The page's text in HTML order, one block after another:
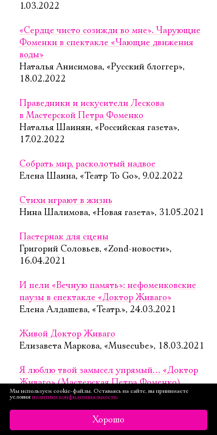
1.03.2022
«Сердце чисто созижди во мне». Чарующие
Фоменки в спектакле «Чающие движения
воды»
Наталья Анисимова, «Русский блоггер»,
18.02.2022
Праведники и искусители Лескова
в Мастерской Петра Фоменко
Наталья Шаинян, «Российская газета»,
17.02.2022
Собрать мир, расколотый надвое
Елена Шаина, «Театр To Go», 9.02.2022
Стихи играют в жизнь
Нина Шалимова, «Новая газета», 31.05.2021
Пастернак для сцены
Григорий Соловьев, «Zond-новости»,
16.04.2021
И пели «Вечную память»: нефоменковские
паузы в спектакле «Доктор Живаго»
Елена Алдашева, «Театр.», 24.03.2021
Живой Доктор Живаго
Елизавета Маркова, «Musecube», 18.03.2021
Я люблю твой замысел упрямый… «Доктор
Живаго» (Мастерская Петра Фоменко)
Ксения Позднякова, «Scope», 18.03.2021
«Доктор Живаго» вышел на подмостки
Вероника Словохотова, «Независимая
Мы используем cookie-файлы. Оставаясь на сайте, вы принимаете
условия политики конфиденциальности.
Хорошо